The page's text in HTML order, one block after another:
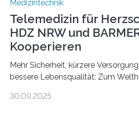
Medizintechnik
Telemedizin für
HDZ NRW und
Kooperieren
Mehr Sicherheit, kürzere
bessere Lebensqualität: Zum
Oeynhausen, und die BARMER die
30.09.2025